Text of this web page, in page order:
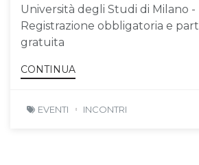
Università degli Studi di Milano -
Registrazione obbligatoria e
gratuita
CONTINUA
EVENTI INCONTRI